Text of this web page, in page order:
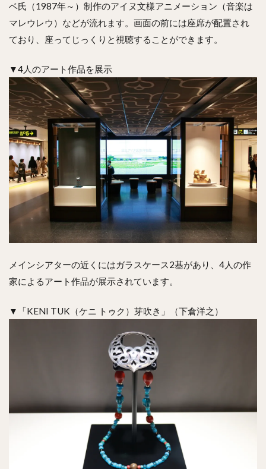
ベ氏（1987年～）制作のアイヌ文様アニメーション（音楽は
マレウレウ）などが流れます。画面の前には座席が配置され
ており、座ってじっくりと視聴することができます。
▼4人のアート作品を展示
メインシアターの近くにはガラスケース2基があり、4人の作
家によるアート作品が展示されています。
▼「KENI TUK（ケニ トゥク）芽吹き」（下倉洋之）